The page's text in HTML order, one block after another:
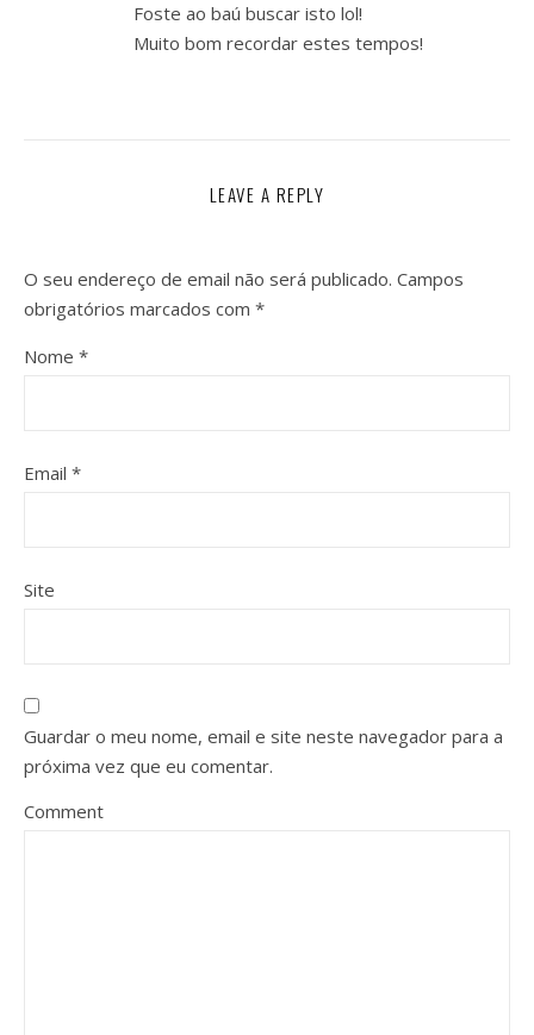
Foste ao baú buscar isto lol!
Muito bom recordar estes tempos!
LEAVE A REPLY
O seu endereço de email não será publicado. Campos
obrigatórios marcados com *
Nome *
Email *
Site
Guardar o meu nome, email e site neste navegador para a
próxima vez que eu comentar.
Comment